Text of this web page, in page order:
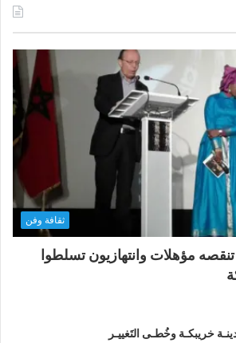
ثقافة وفن
مؤهلات وانتهازيون تسلطوا
خريبكـة وخُطـى التَغييـر